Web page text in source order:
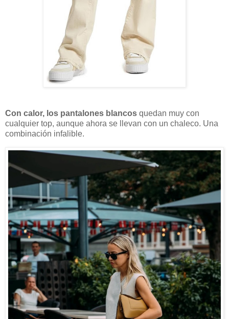
Con calor, los pantalones blancos quedan muy con
cualquier top, aunque ahora se llevan con un chaleco. Una
combinación infalible.